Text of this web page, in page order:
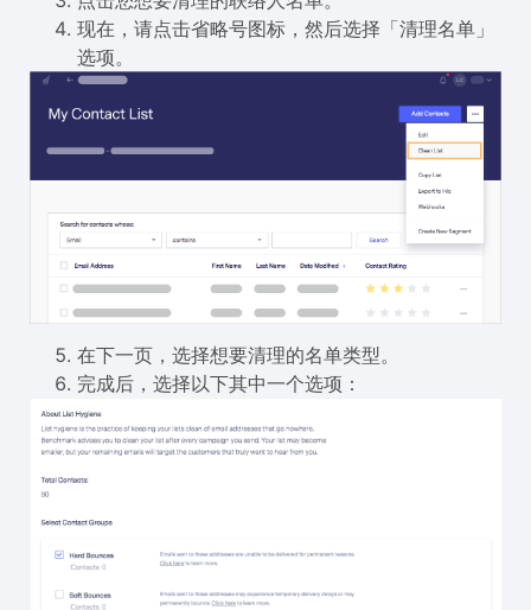
现在，请点击省略号图标，然后选择「清理名单」
选项。
在下一页，选择想要清理的名单类型。
完成后，选择以下其中一个选项：